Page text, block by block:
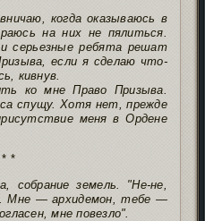
когда оказываюсь в
на них не пялиться.
серьезные ребята решат
если я сделаю что-
кивнув.
ко мне Право Призыва.
спущу. Хотя нет, прежде
меня в Ордене
* *
земель. "Не-не,
Мне — архидемон, тебе —
мне повезло".